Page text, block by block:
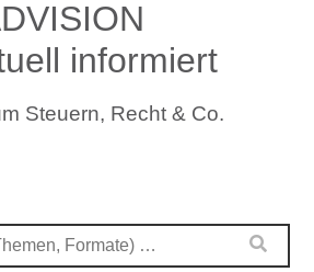
informiert
Steuern, Recht & Co.